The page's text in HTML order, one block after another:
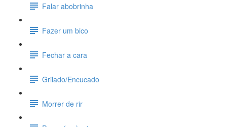
Falar abobrinha
Fazer um bico
Fechar a cara
Grilado/Encucado
Morrer de rir